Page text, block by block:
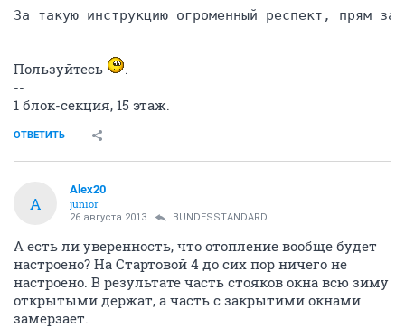
За такую инструкцию огроменный респект, прям
Пользуйтесь
.
--
1 блок-секция, 15 этаж.
ОТВЕТИТЬ
A
Alex20
junior
26 августа 2013 BUNDESSTANDARD
А есть ли уверенность, что отопление вообще будет
настроено? На Стартовой 4 до сих пор ничего не
настроено. В результате часть стояков окна всю зиму
открытыми держат, а часть с закрытими окнами
замерзает.